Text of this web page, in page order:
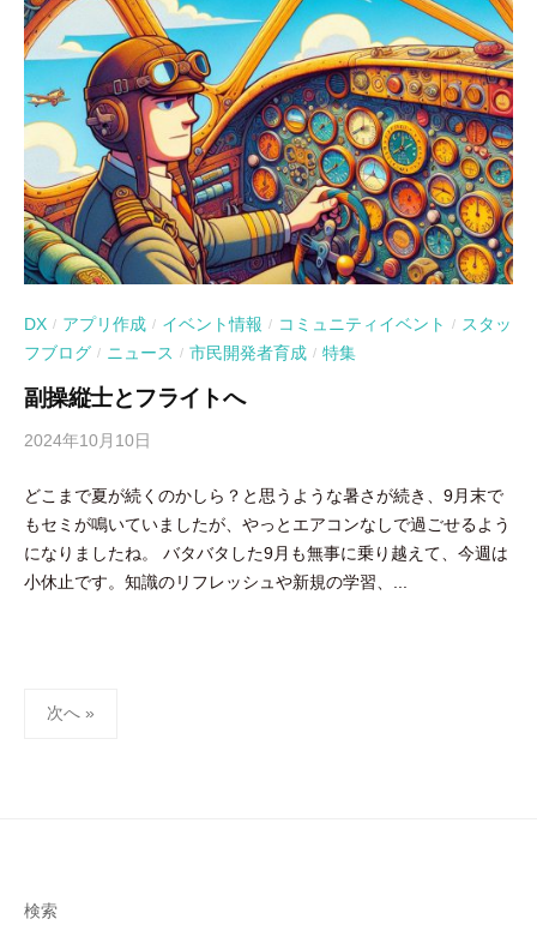
DX / アプリ作成 / イベント情報 / コミュニティイベント / スタッ
フブログ / ニュース / 市民開発者育成 / 特集
副操縦士とフライトへ
2024年10月10日
吉
田
豪
どこまで夏が続くのかしら？と思うような暑さが続き、9月末で
もセミが鳴いていましたが、やっとエアコンなしで過ごせるよう
になりましたね。 バタバタした9月も無事に乗り越えて、今週は
小休止です。知識のリフレッシュや新規の学習、...
シ
次へ »
検索